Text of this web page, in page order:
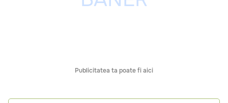
Publicitatea ta poate fi aici